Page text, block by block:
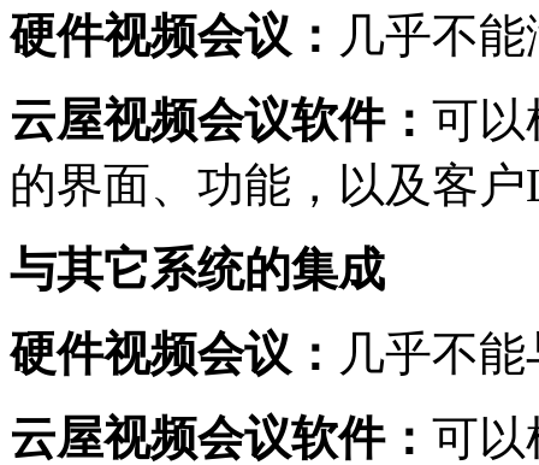
硬件视频会议： 几乎不
云屋视频会议软件： 可以
的界面、功能，以及客户
与其它系统的集成
硬件视频会议： 几乎不
云屋视频会议软件： 可以